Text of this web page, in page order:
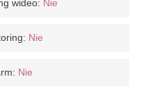
wideo: Nie
Nie
Nie